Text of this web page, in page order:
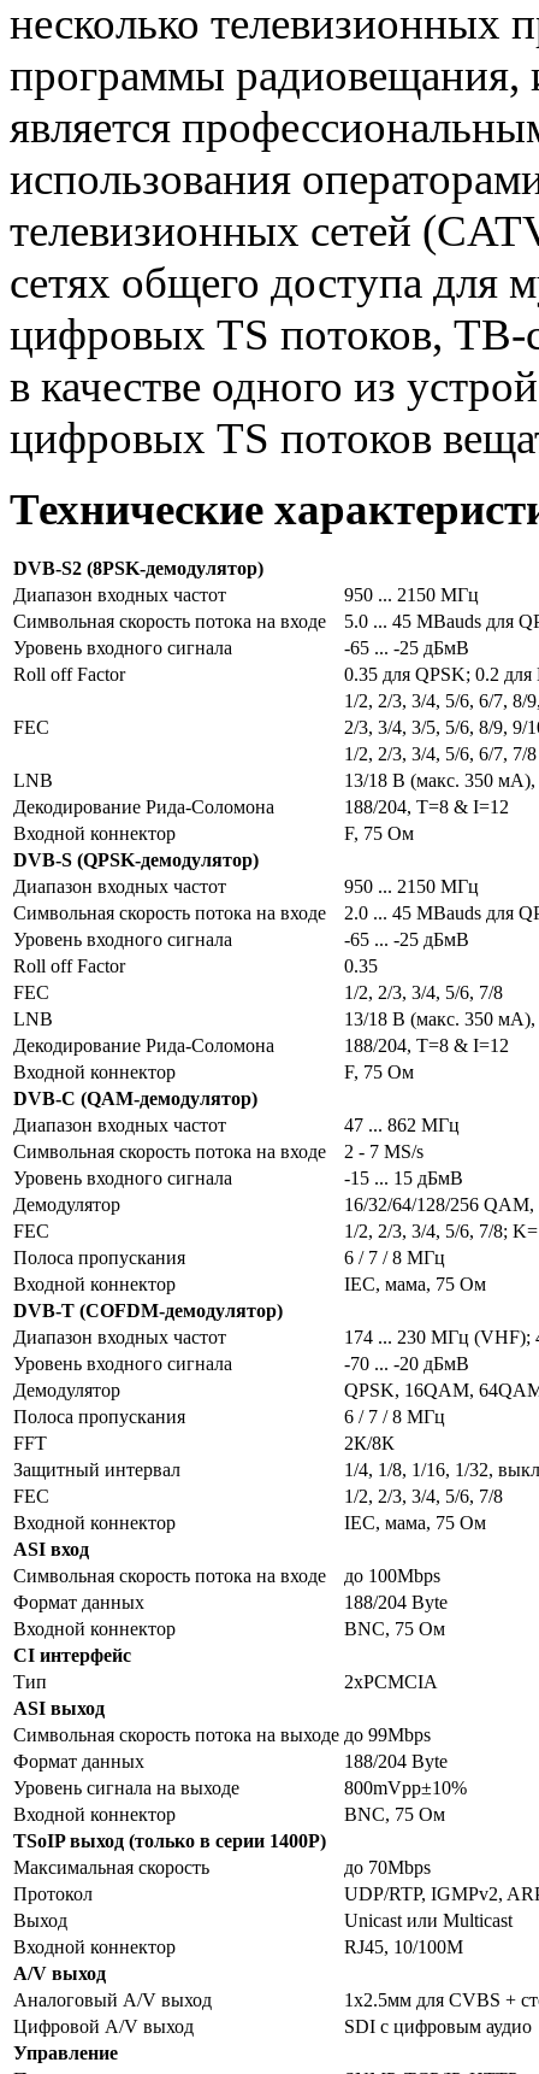
несколько телевизионных
программы радиовещания,
является
использования
телевизионных сетей (
сетях общего доступа для
цифровых TS потоков, ТВ-
в качестве одного из
цифровых TS потоков
Технические
DVB-S2 (8PSK-демодулятор)
Диапазон входных частот
950 ... 2150 МГц
Символьная скорость потока на входе
5.0 ... 45 MBauds для
Уровень входного сигнала
-65 ... -25 дБмВ
Roll off Factor
0.35 для QPSK; 0.2
FEC
1/2, 2/3, 3/4, 5/6, 6/7, 8/
2/3, 3/4, 3/5, 5/6, 8/9, 9/
1/2, 2/3, 3/4, 5/6, 6/7, 7/
LNB
13/18 В (макс. 350
Декодирование Рида-Соломона
188/204, T=8 & I=12
Входной коннектор
F, 75 Ом
DVB-S (QPSK-демодулятор)
Диапазон входных частот
950 ... 2150 МГц
Символьная скорость потока на входе
2.0 ... 45 MBauds для
Уровень входного сигнала
-65 ... -25 дБмВ
Roll off Factor
0.35
FEC
1/2, 2/3, 3/4, 5/6, 7/8
LNB
13/18 В (макс. 350
Декодирование Рида-Соломона
188/204, T=8 & I=12
Входной коннектор
F, 75 Ом
DVB-С (QAM-демодулятор)
Диапазон входных частот
47 ... 862 МГц
Символьная скорость потока на входе
2 - 7 MS/s
Уровень входного сигнала
-15 ... 15 дБмВ
Демодулятор
16/32/64/128/256
FEC
1/2, 2/3, 3/4, 5/6, 7/8;
Полоса пропускания
6 / 7 / 8 МГц
Входной коннектор
IEC, мама, 75 Ом
DVB-T (COFDM-демодулятор)
Диапазон входных частот
174 ... 230 МГц (VHF);
Уровень входного сигнала
-70 ... -20 дБмВ
Демодулятор
QPSK, 16QAM,
Полоса пропускания
6 / 7 / 8 МГц
FFT
2К/8К
Защитный интервал
1/4, 1/8, 1/16, 1/32,
FEC
1/2, 2/3, 3/4, 5/6, 7/8
Входной коннектор
IEC, мама, 75 Ом
ASI вход
Символьная скорость потока на входе
до 100Mbps
Формат данных
188/204 Byte
Входной коннектор
BNC, 75 Ом
CI интерфейс
Тип
2хPCMCIA
ASI выход
Символьная скорость потока на выходе до 99Mbps
Формат данных
188/204 Byte
Уровень сигнала на выходе
800mVpp±10%
Входной коннектор
BNC, 75 Ом
TSoIP выход (только в серии 1400Р)
Максимальная скорость
до 70Mbps
Протокол
UDP/RTP, IGMPv2,
Выход
Unicast или Multicast
Входной коннектор
RJ45, 10/100M
A/V выход
Аналоговый A/V выход
1х2.5мм для CVBS +
Цифровой A/V выход
SDI с цифровым аудио
Управление